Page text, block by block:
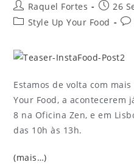
Raquel Fortes
26
Style Up Your Food
Estamos de volta com
Your Food, a acontecerem
8 na Oficina Zen, e em
das 10h às 13h.
(mais…)